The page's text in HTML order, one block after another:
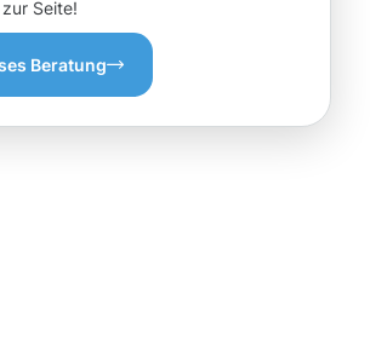
Seite!
Beratung